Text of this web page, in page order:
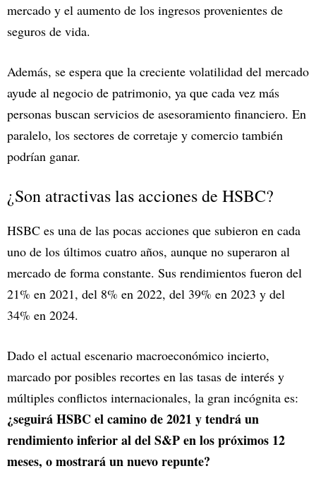
mercado y el aumento de los ingresos provenientes de
seguros de vida.
Además, se espera que la creciente volatilidad del mercado
ayude al negocio de patrimonio, ya que cada vez más
personas buscan servicios de asesoramiento financiero. En
paralelo, los sectores de corretaje y comercio también
podrían ganar.
¿Son atractivas las acciones de HSBC?
HSBC es una de las pocas acciones que subieron en cada
uno de los últimos cuatro años, aunque no superaron al
mercado de forma constante. Sus rendimientos fueron del
21% en 2021, del 8% en 2022, del 39% en 2023 y del
34% en 2024.
Dado el actual escenario macroeconómico incierto,
marcado por posibles recortes en las tasas de interés y
múltiples conflictos internacionales, la gran incógnita es:
¿seguirá HSBC el camino de 2021 y tendrá un
rendimiento inferior al del S&P en los próximos 12
meses, o mostrará un nuevo repunte?